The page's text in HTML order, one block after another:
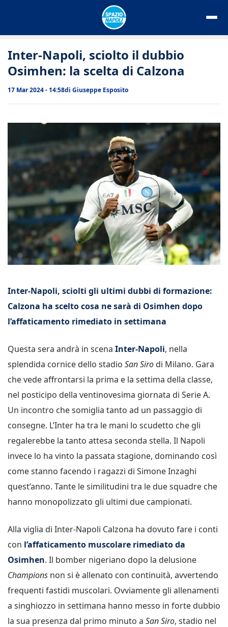
Inter-Napoli, sciolto il dubbio
Osimhen: la scelta di Calzona
17 Mar 2024 - 14:58di Giuseppe Esposito
Inter-Napoli, sciolti gli ultimi dubbi di formazione:
Calzona ha scelto cosa ne sarà di Osimhen dopo
l’affaticamento rimediato in settimana
Questa sera andrà in scena Inter-Napoli, nella
splendida cornice dello stadio San Siro di Milano. Gara
che vede affrontarsi la prima e la settima della classe,
nel posticipo della ventinovesima giornata di Serie A.
Un incontro che somiglia tanto ad un passaggio di
consegne. L’Inter ha tra le mani lo scudetto che gli
regalerebbe la tanto attesa seconda stella. Il Napoli
invece lo ha vinto la passata stagione, dominando così
come stanno facendo i ragazzi di Simone Inzaghi
quest’anno. Tante le similitudini tra le due squadre che
hanno monopolizzato gli ultimi due campionati.
Alla viglia di Inter-Napoli Calzona ha dovuto fare i conti
con l’affaticamento muscolare rimediato da
Osimhen. Il bomber nigeriano dopo la delusione
Champions non si è allenato con continuità, avvertendo
frequenti fastidi muscolari. Ovviamente gli allenamenti
a singhiozzo in settimana hanno messo in forte dubbio
la sua presenza dal primo minuto a San Siro, stadio nel